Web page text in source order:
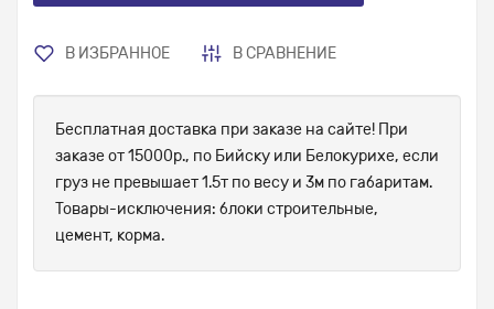
В ИЗБРАННОЕ В СРАВНЕНИЕ
Бесплатная доставка при заказе на сайте! При
заказе от 15000р., по Бийску или Белокурихе, если
груз не превышает 1.5т по весу и 3м по габаритам.
Товары-исключения: блоки строительные,
цемент, корма.